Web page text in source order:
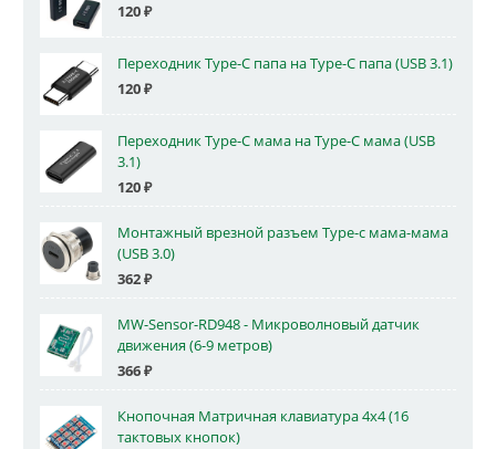
120₽
Переходник Type-C папа на Type-C папа (USB 3.1)
120₽
Переходник Type-C мама на Type-C мама (USB
3.1)
120₽
Монтажный врезной разъем Type-c мама-мама
(USB 3.0)
362₽
MW-Sensor-RD948 - Микроволновый датчик
движения (6-9 метров)
366₽
Кнопочная Матричная клавиатура 4x4 (16
тактовых кнопок)